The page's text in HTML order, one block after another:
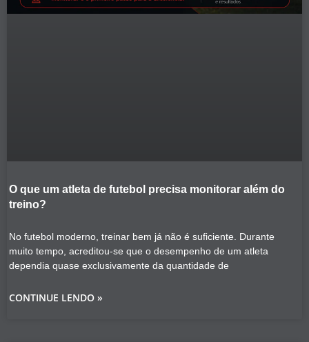
O que um atleta de futebol precisa monitorar além do
treino?
No futebol moderno, treinar bem já não é suficiente. Durante
muito tempo, acreditou-se que o desempenho de um atleta
dependia quase exclusivamente da quantidade de
CONTINUE LENDO »